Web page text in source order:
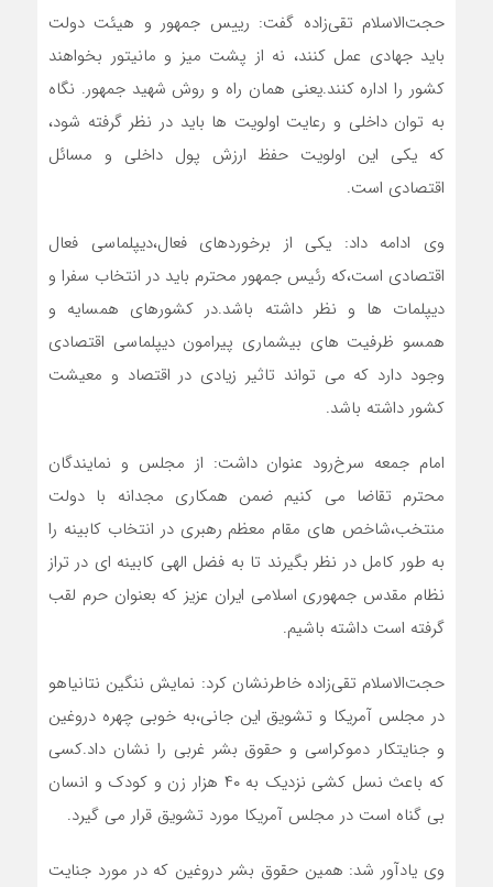
حجت‌الاسلام تقی‌زاده گفت: رییس جمهور و هیئت دولت
باید جهادی عمل کنند، نه از پشت میز و مانیتور بخواهند
کشور را اداره کنند.یعنی همان راه و روش شهید جمهور. نگاه
به توان داخلی و رعایت اولویت ها باید در نظر گرفته شود،
که یکی این اولویت حفظ ارزش پول داخلی و مسائل
اقتصادی است.
وی ادامه داد: یکی از برخوردهای فعال،دیپلماسی فعال
اقتصادی است،که رئیس جمهور محترم باید در انتخاب سفرا و
دیپلمات ها و نظر داشته باشد.در کشورهای همسایه و
همسو ظرفیت های بیشماری پیرامون دیپلماسی اقتصادی
وجود دارد که می تواند تاثیر زیادی در اقتصاد و معیشت
کشور داشته باشد.
امام جمعه سرخ‌رود عنوان داشت: از مجلس و نمایندگان
محترم تقاضا می کنیم ضمن همکاری مجدانه با دولت
منتخب،شاخص های مقام معظم رهبری در انتخاب کابینه را
به طور کامل در نظر بگیرند تا به فضل الهی کابینه ای در تراز
نظام مقدس جمهوری اسلامی ایران عزیز که بعنوان حرم لقب
گرفته است داشته باشیم.
حجت‌الاسلام تقی‌زاده خاطرنشان کرد: نمایش ننگین نتانیاهو
در مجلس آمریکا و تشویق این جانی،به خوبی چهره دروغین
و جنایتکار دموکراسی و حقوق بشر غربی را نشان داد.کسی
که باعث نسل کشی نزدیک به ۴۰ هزار زن و کودک و انسان
بی گناه است در مجلس آمریکا مورد تشویق قرار می گیرد.
وی یادآور شد: همین حقوق بشر دروغین که در مورد جنایت